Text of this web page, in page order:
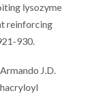
lysozyme
reinforcing
930.
J.D.